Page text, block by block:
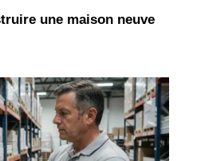
une maison neuve